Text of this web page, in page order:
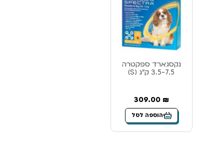
נקסגארד ספקטרה
3.5-7.5 ק”ג (S)
309.00 ₪
הוספה לסל